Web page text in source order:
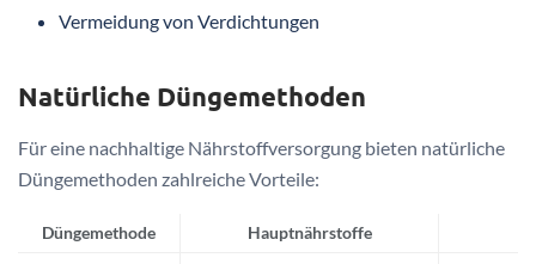
Vermeidung von Verdichtungen
Natürliche Düngemethoden
Für eine nachhaltige Nährstoffversorgung bieten natürliche
Düngemethoden zahlreiche Vorteile:
Düngemethode Hauptnährstoffe